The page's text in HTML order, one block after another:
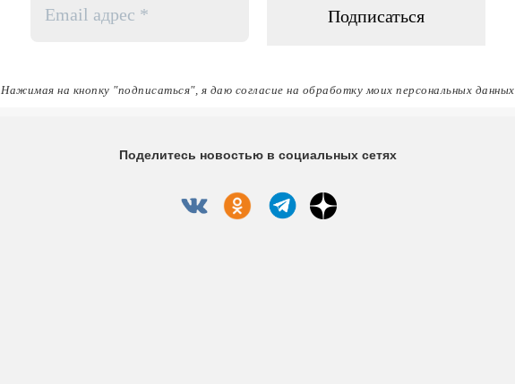
адрес
Нажимая на кнопку "подписаться", я даю согласие на обработку моих персональных данных
Поделитесь новостью в социальных сетях